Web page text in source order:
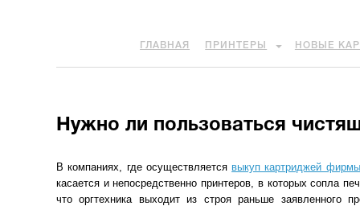
ГЛАВНАЯ ПРИНТЕРЫ НОВЫЕ
Нужно ли пользоваться
В компаниях, где осуществляется выкуп картриджей
касается и непосредственно принтеров, в которых сопла
что оргтехника выходит из строя раньше заявленного